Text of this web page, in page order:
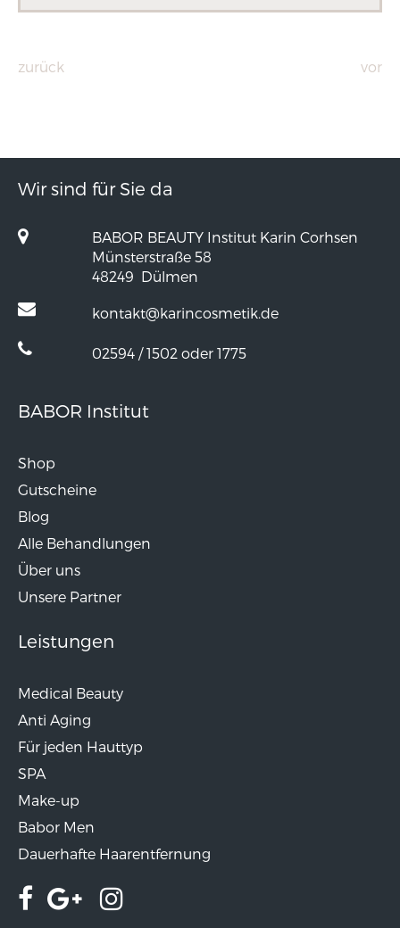
zurück vor
Wir sind für Sie da
BABOR BEAUTY Institut Karin Corhsen
Münsterstraße 58
48249 Dülmen
kontakt@karincosmetik.de
02594 / 1502 oder 1775
BABOR Institut
Shop
Gutscheine
Blog
Alle Behandlungen
Über uns
Unsere Partner
Leistungen
Medical Beauty
Anti Aging
Für jeden Hauttyp
SPA
Make-up
Babor Men
Dauerhafte Haarentfernung